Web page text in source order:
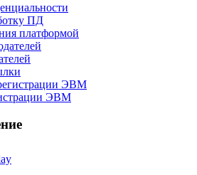
ПД
платформой
ЭВМ
ЭВМ